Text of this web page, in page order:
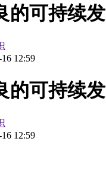
的可持续发
12:59
的可持续发
12:59